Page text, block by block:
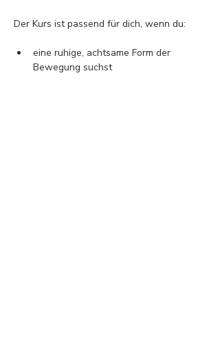
Der Kurs ist passend für dich, wenn du:
eine ruhige, achtsame Form der
Bewegung suchst